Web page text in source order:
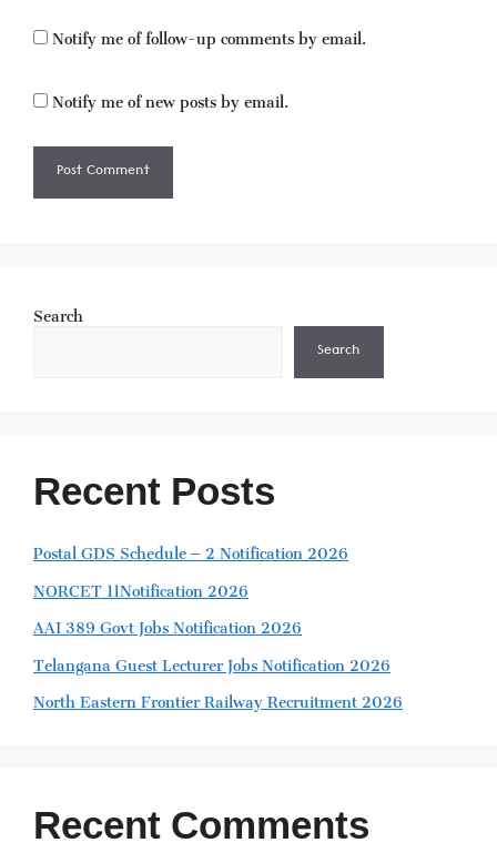
Notify me of follow-up comments by email.
Notify me of new posts by email.
Search
Search
Recent Posts
Postal GDS Schedule – 2 Notification 2026
NORCET 11Notification 2026
AAI 389 Govt Jobs Notification 2026
Telangana Guest Lecturer Jobs Notification 2026
North Eastern Frontier Railway Recruitment 2026
Recent Comments